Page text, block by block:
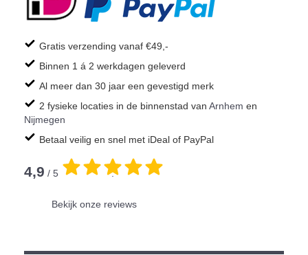
Gratis verzending vanaf €49,-
Binnen 1 á 2 werkdagen geleverd
Al meer dan 30 jaar een gevestigd merk
2 fysieke locaties in de binnenstad van Arnhem en
Nijmegen
Betaal veilig en snel met iDeal of PayPal
4,9 / 5 .
Bekijk onze reviews